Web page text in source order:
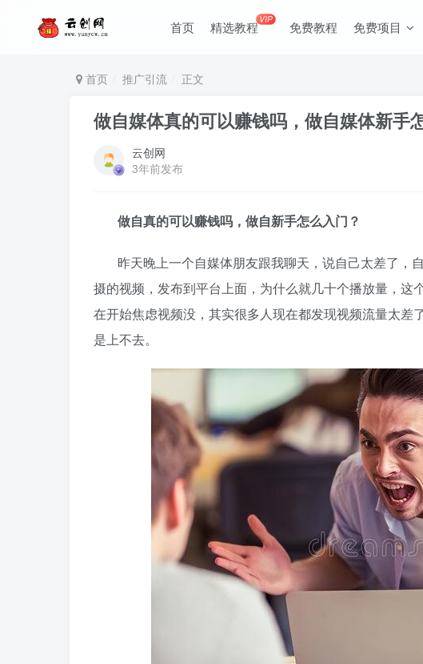
首页 精选教程VIP 免费教程 免费项目
首页 推广引流 正文
做自媒体真的可以赚钱吗，做自媒体新手
云创网
3年前发布
做自真的可以赚钱吗，做自新手怎么入门？
昨天晚上一个自媒体朋友跟我聊天，说自己太差了，
摄的视频，发布到平台上面，为什么就几十个播放量，
在开始焦虑视频没 ，其实很多人现在都发现视频流量太
是上不去。